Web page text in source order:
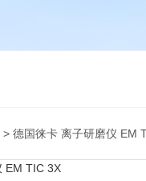
> 德国徕卡 离子研磨仪 EM